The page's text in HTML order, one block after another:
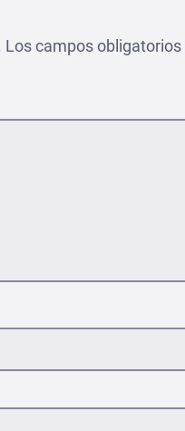
Los campos obligatorios